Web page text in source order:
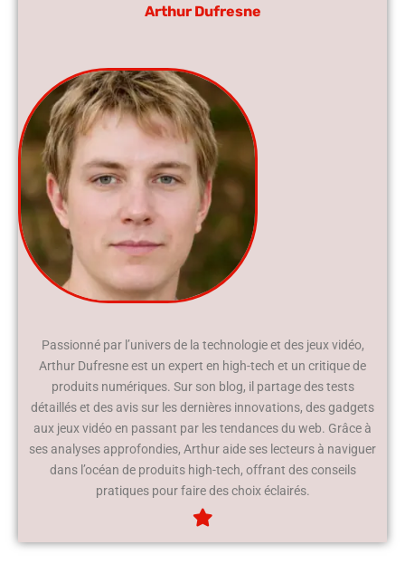
Arthur Dufresne
Passionné par l’univers de la technologie et des jeux vidéo,
Arthur Dufresne est un expert en high-tech et un critique de
produits numériques. Sur son blog, il partage des tests
détaillés et des avis sur les dernières innovations, des gadgets
aux jeux vidéo en passant par les tendances du web. Grâce à
ses analyses approfondies, Arthur aide ses lecteurs à naviguer
dans l’océan de produits high-tech, offrant des conseils
pratiques pour faire des choix éclairés.